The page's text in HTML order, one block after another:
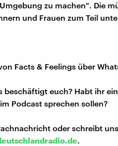
zu machen". Die
und Frauen zum Teil
Facts & Feelings über
beschäftigt euch? Habt ihr
Podcast sprechen sollen?
oder schreibt
.